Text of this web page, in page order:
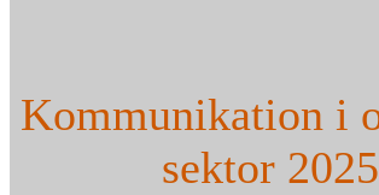
Kommunikation i
sektor 2025